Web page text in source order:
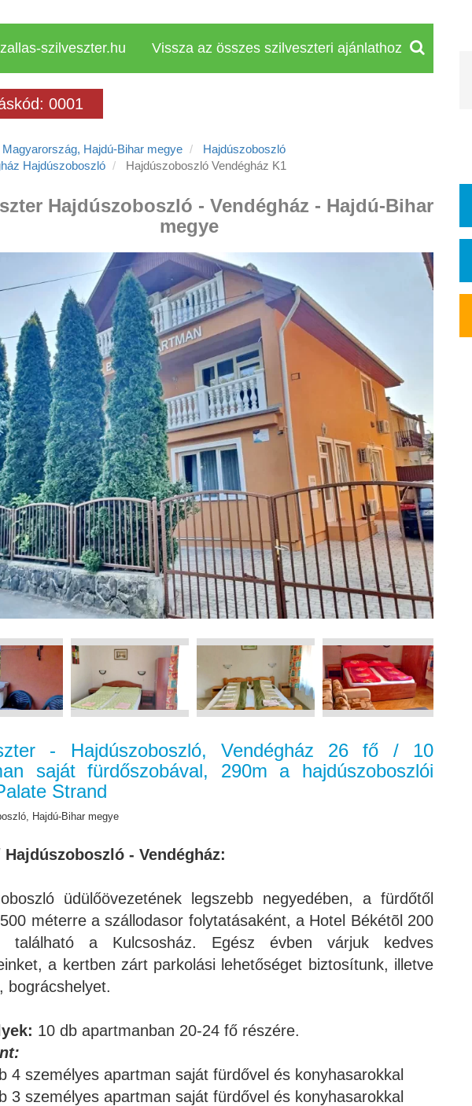
szilveszter.hu Vissza az összes szilveszteri ajánlathoz
0001
Magyarország, Hajdú-Bihar megye
Hajdúszoboszló
Hajdúszoboszló
Hajdúszoboszló Vendégház K1
Hajdúszoboszló - Vendégház - Hajdú-Bihar
megye
- Hajdúszoboszló, Vendégház 26 fő / 10
saját fürdőszobával, 290m a hajdúszoboszlói
Strand
Hajdú-Bihar megye
Hajdúszoboszló - Vendégház:
üdülőövezetének legszebb negyedében, a fürdőtől
méterre a szállodasor folytatásaként, a Hotel Békétõl 200
található a Kulcsosház. Egész évben várjuk kedves
a kertben zárt parkolási lehetőséget biztosítunk, illetve
bográcshelyet.
10 db apartmanban 20-24 fő részére.
4 személyes apartman saját fürdővel és konyhasarokkal
3 személyes apartman saját fürdővel és konyhasarokkal